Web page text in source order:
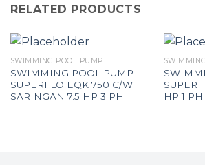
RELATED PRODUCTS
SWIMMING POOL PUMP
SWIMMING POOL PUMP
SUPERFLO EQK 750 C/W
SARINGAN 7.5 HP 3 PH
HP 1 PH